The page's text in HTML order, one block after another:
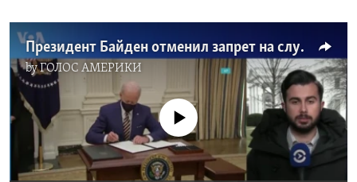
Президент Байден отменил запрет на службу трансгендеров в ВС
byГОЛОС АМЕРИКИ
No media source currently available